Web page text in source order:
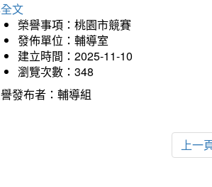
文
榮譽事項：桃園市競賽
發佈單位：輔導室
建立時間：2025-11-10
瀏覽次數：348
發布者：輔導組
上一